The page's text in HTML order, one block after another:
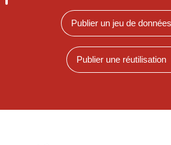
Publier un jeu de données
Publier une réutilisation